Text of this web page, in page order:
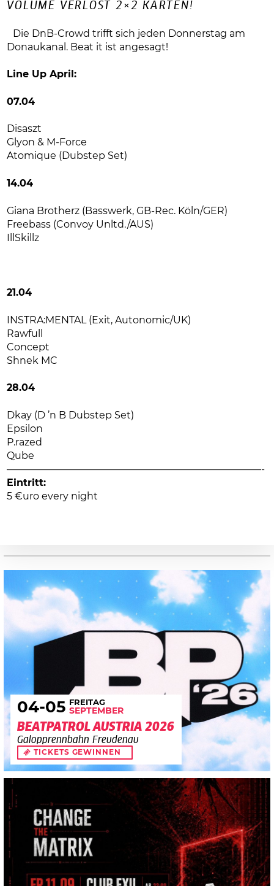
VOLUME VERLOST 2×2 KARTEN!
Die DnB-Crowd trifft sich jeden Donnerstag am
Donaukanal. Beat it ist angesagt!
Line Up April:
07.04
Disaszt
Glyon & M-Force
Atomique (Dubstep Set)
14.04
Giana Brotherz (Basswerk, GB-Rec. Köln/GER)
Freebass (Convoy Unltd./AUS)
IllSkillz
21.04
INSTRA:MENTAL (Exit, Autonomic/UK)
Rawfull
Concept
Shnek MC
28.04
Dkay (D ’n B Dubstep Set)
Epsilon
P.razed
Qube
——————————————————————————-
Eintritt:
5 €uro every night
04-05 FREITAG
SEPTEMBER
BEATPATROL AUSTRIA 2026
Galopprennbahn Freudenau
TICKETS GEWINNEN